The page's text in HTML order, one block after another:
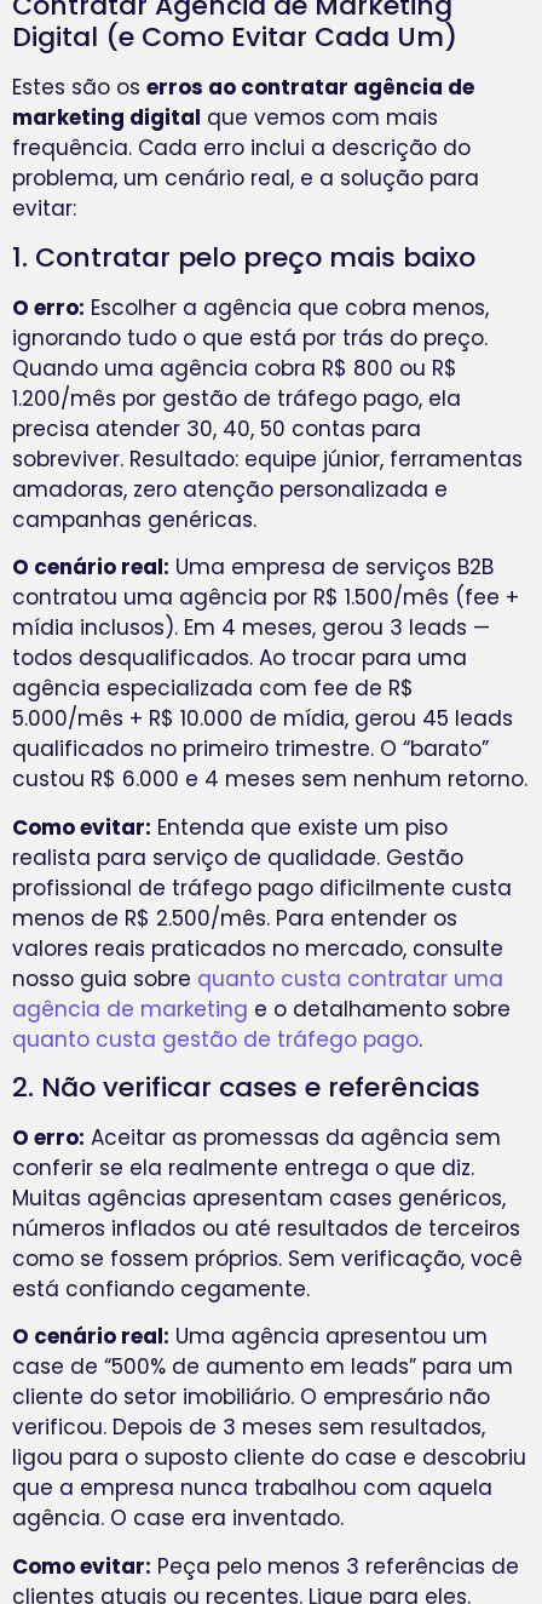
Digital (e Como Evitar Cada Um)
Estes são os erros ao contratar agência de
marketing digital que vemos com mais
frequência. Cada erro inclui a descrição do
problema, um cenário real, e a solução para
evitar:
1. Contratar pelo preço mais baixo
O erro: Escolher a agência que cobra menos,
ignorando tudo o que está por trás do preço.
Quando uma agência cobra R$ 800 ou R$
1.200/mês por gestão de tráfego pago, ela
precisa atender 30, 40, 50 contas para
sobreviver. Resultado: equipe júnior, ferramentas
amadoras, zero atenção personalizada e
campanhas genéricas.
O cenário real: Uma empresa de serviços B2B
contratou uma agência por R$ 1.500/mês (fee +
mídia inclusos). Em 4 meses, gerou 3 leads —
todos desqualificados. Ao trocar para uma
agência especializada com fee de R$
5.000/mês + R$ 10.000 de mídia, gerou 45 leads
qualificados no primeiro trimestre. O “barato”
custou R$ 6.000 e 4 meses sem nenhum retorno.
Como evitar: Entenda que existe um piso
realista para serviço de qualidade. Gestão
profissional de tráfego pago dificilmente custa
menos de R$ 2.500/mês. Para entender os
valores reais praticados no mercado, consulte
nosso guia sobre quanto custa contratar uma
agência de marketing e o detalhamento sobre
quanto custa gestão de tráfego pago.
2. Não verificar cases e referências
O erro: Aceitar as promessas da agência sem
conferir se ela realmente entrega o que diz.
Muitas agências apresentam cases genéricos,
números inflados ou até resultados de terceiros
como se fossem próprios. Sem verificação, você
está confiando cegamente.
O cenário real: Uma agência apresentou um
case de “500% de aumento em leads” para um
cliente do setor imobiliário. O empresário não
verificou. Depois de 3 meses sem resultados,
ligou para o suposto cliente do case e descobriu
que a empresa nunca trabalhou com aquela
agência. O case era inventado.
Como evitar: Peça pelo menos 3 referências de
clientes atuais ou recentes. Ligue para eles.